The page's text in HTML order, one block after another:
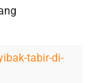
tabir-di-